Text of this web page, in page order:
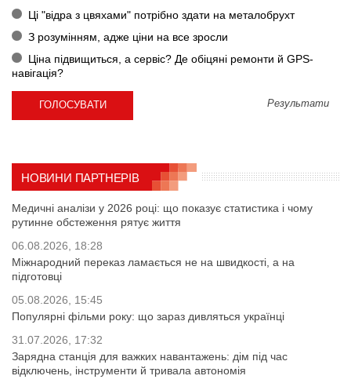
Ці "відра з цвяхами" потрібно здати на металобрухт
З розумінням, адже ціни на все зросли
Ціна підвищиться, а сервіс? Де обіцяні ремонти й GPS-
навігація?
Результати
НОВИНИ ПАРТНЕРІВ
Медичні аналізи у 2026 році: що показує статистика і чому
рутинне обстеження рятує життя
06.08.2026, 18:28
Міжнародний переказ ламається не на швидкості, а на
підготовці
05.08.2026, 15:45
Популярні фільми року: що зараз дивляться українці
31.07.2026, 17:32
Зарядна станція для важких навантажень: дім під час
відключень, інструменти й тривала автономія